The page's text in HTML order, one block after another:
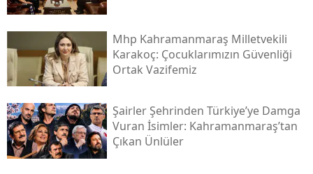
Mhp Kahramanmaraş Milletvekili
Karakoç: Çocuklarımızın Güvenliği
Ortak Vazifemiz
Şairler Şehrinden Türkiye’ye Damga
Vuran İsimler: Kahramanmaraş’tan
Çıkan Ünlüler